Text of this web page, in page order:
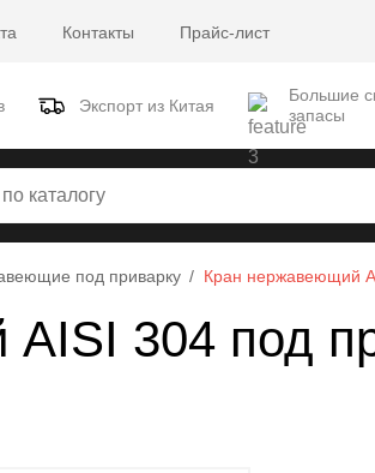
Контакты Прайс-лист
Экспорт из Китая
Большие
запасы
под приварку Кран нержавеющий
304 под